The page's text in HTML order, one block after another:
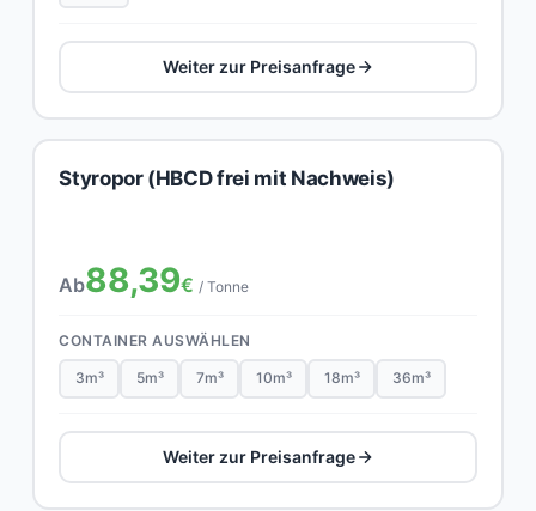
Weiter zur Preisanfrage
Styropor (HBCD frei mit Nachweis)
Ab88,39€ / Tonne
CONTAINER AUSWÄHLEN
3m³ 5m³ 7m³ 10m³ 18m³ 36m³
Weiter zur Preisanfrage